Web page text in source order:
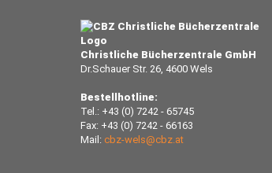
Christliche Bücherzentrale GmbH
Dr.Schauer Str. 26, 4600 Wels
Bestellhotline:
Tel.: +43 (0) 7242 - 65745
Fax: +43 (0) 7242 - 66163
Mail: cbz-wels@cbz.at